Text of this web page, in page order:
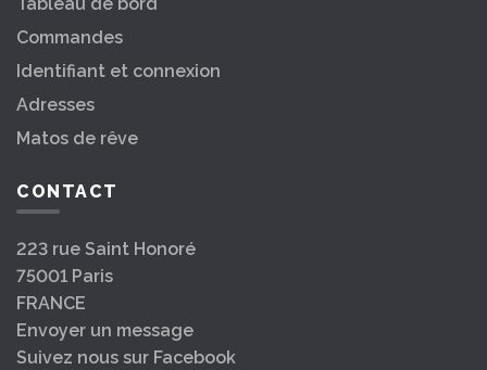
Commandes
Identifiant et connexion
Adresses
Matos de rêve
CONTACT
223 rue Saint Honoré
75001 Paris
FRANCE
Envoyer un message
Suivez nous sur Facebook